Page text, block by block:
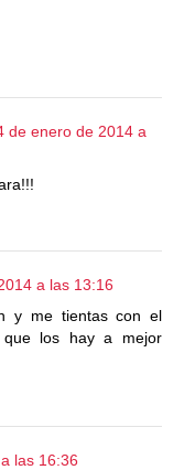
de enero de 2014 a
a las 13:16
y me tientas con el
que los hay a mejor
las 16:36